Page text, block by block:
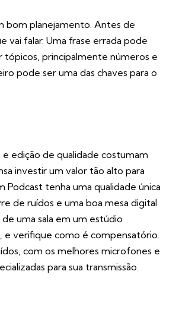
bom planejamento. Antes de
vai falar. Uma frase errada pode
principalmente números e
pode ser uma das chaves para o
edição de qualidade costumam
investir um valor tão alto para
Podcast tenha uma qualidade única
de ruídos e uma boa mesa digital
de uma sala em um estúdio
e verifique como é compensatório.
com os melhores microfones e
para sua transmissão.